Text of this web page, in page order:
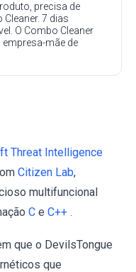
precisa de
7 dias
O Combo Cleaner
empresa-mãe de
Threat Intelligence
Citizen Lab,
multifuncional
C e C++ .
que o DevilsTongue
que